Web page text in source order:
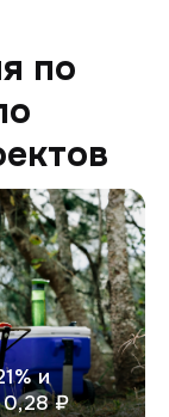
по
и
0,28 ₽